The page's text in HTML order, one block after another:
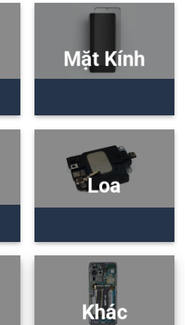
Mặt Kính
Loa
Khác